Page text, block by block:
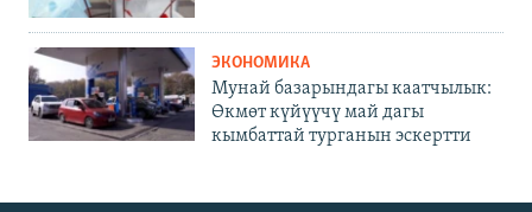
ЭКОНОМИКА
Мунай базарындагы каатчылык:
Өкмөт күйүүчү май дагы
кымбаттай турганын эскертти